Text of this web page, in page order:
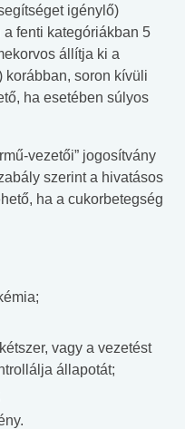
igénylő)
fenti kategóriákban 5
állítja ki a
korábban, soron kívüli
ha esetében súlyos
vezetői” jogosítvány
szerint a hivatásos
ha a cukorbetegség
vagy a vezetést
állapotát;